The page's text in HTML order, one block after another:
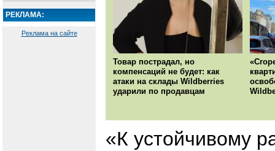
РЕКЛАМА:
Реклама на сайте
Товар пострадал, но
компенсаций не будет: как
атаки на склады Wildberries
ударили по продавцам
«К устойчивому